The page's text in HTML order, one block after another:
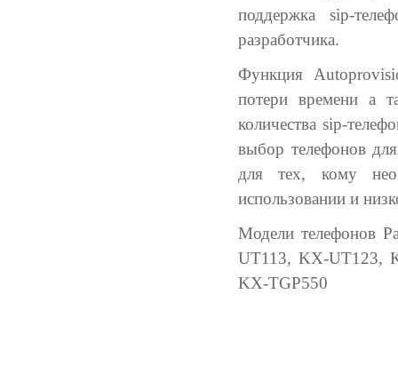
поддержка sip-
разработчика.
Функция
потери времени а
количества sip-
выбор телефонов
для тех, кому
использовании и
Модели телефонов
UT113, KX-UT123,
KX-TGP550